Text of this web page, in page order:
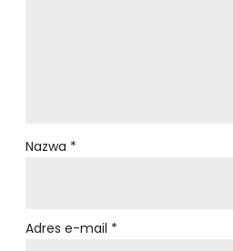
Nazwa *
Adres e-mail *